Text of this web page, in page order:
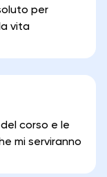
per
vita
corso e le
mi serviranno